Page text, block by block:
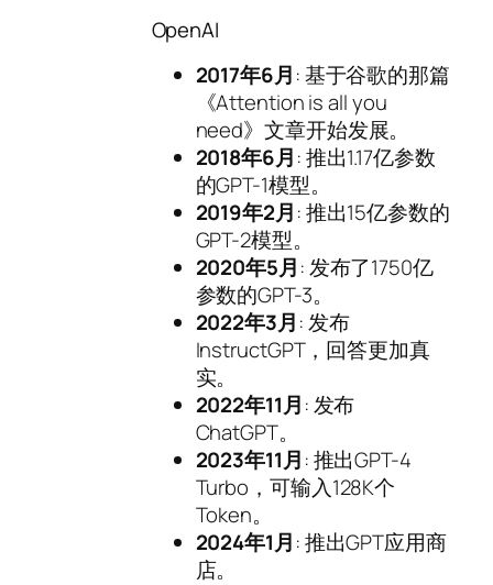
OpenAI
2017年6月: 基于谷歌的那篇
《Attention is all you
need》文章开始发展。
2018年6月: 推出1.17亿参数
的GPT-1模型。
2019年2月: 推出15亿参数的
GPT-2模型。
2020年5月: 发布了1750亿
参数的GPT-3。
2022年3月: 发布
InstructGPT，回答更加真
实。
2022年11月: 发布
ChatGPT。
2023年11月: 推出GPT-4
Turbo，可输入128K个
Token。
2024年1月: 推出GPT应用商
店。